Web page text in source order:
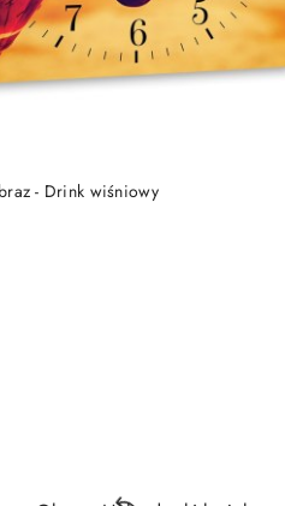
Zegar Obraz - Drink wiśniowy
DO KOSZYKA